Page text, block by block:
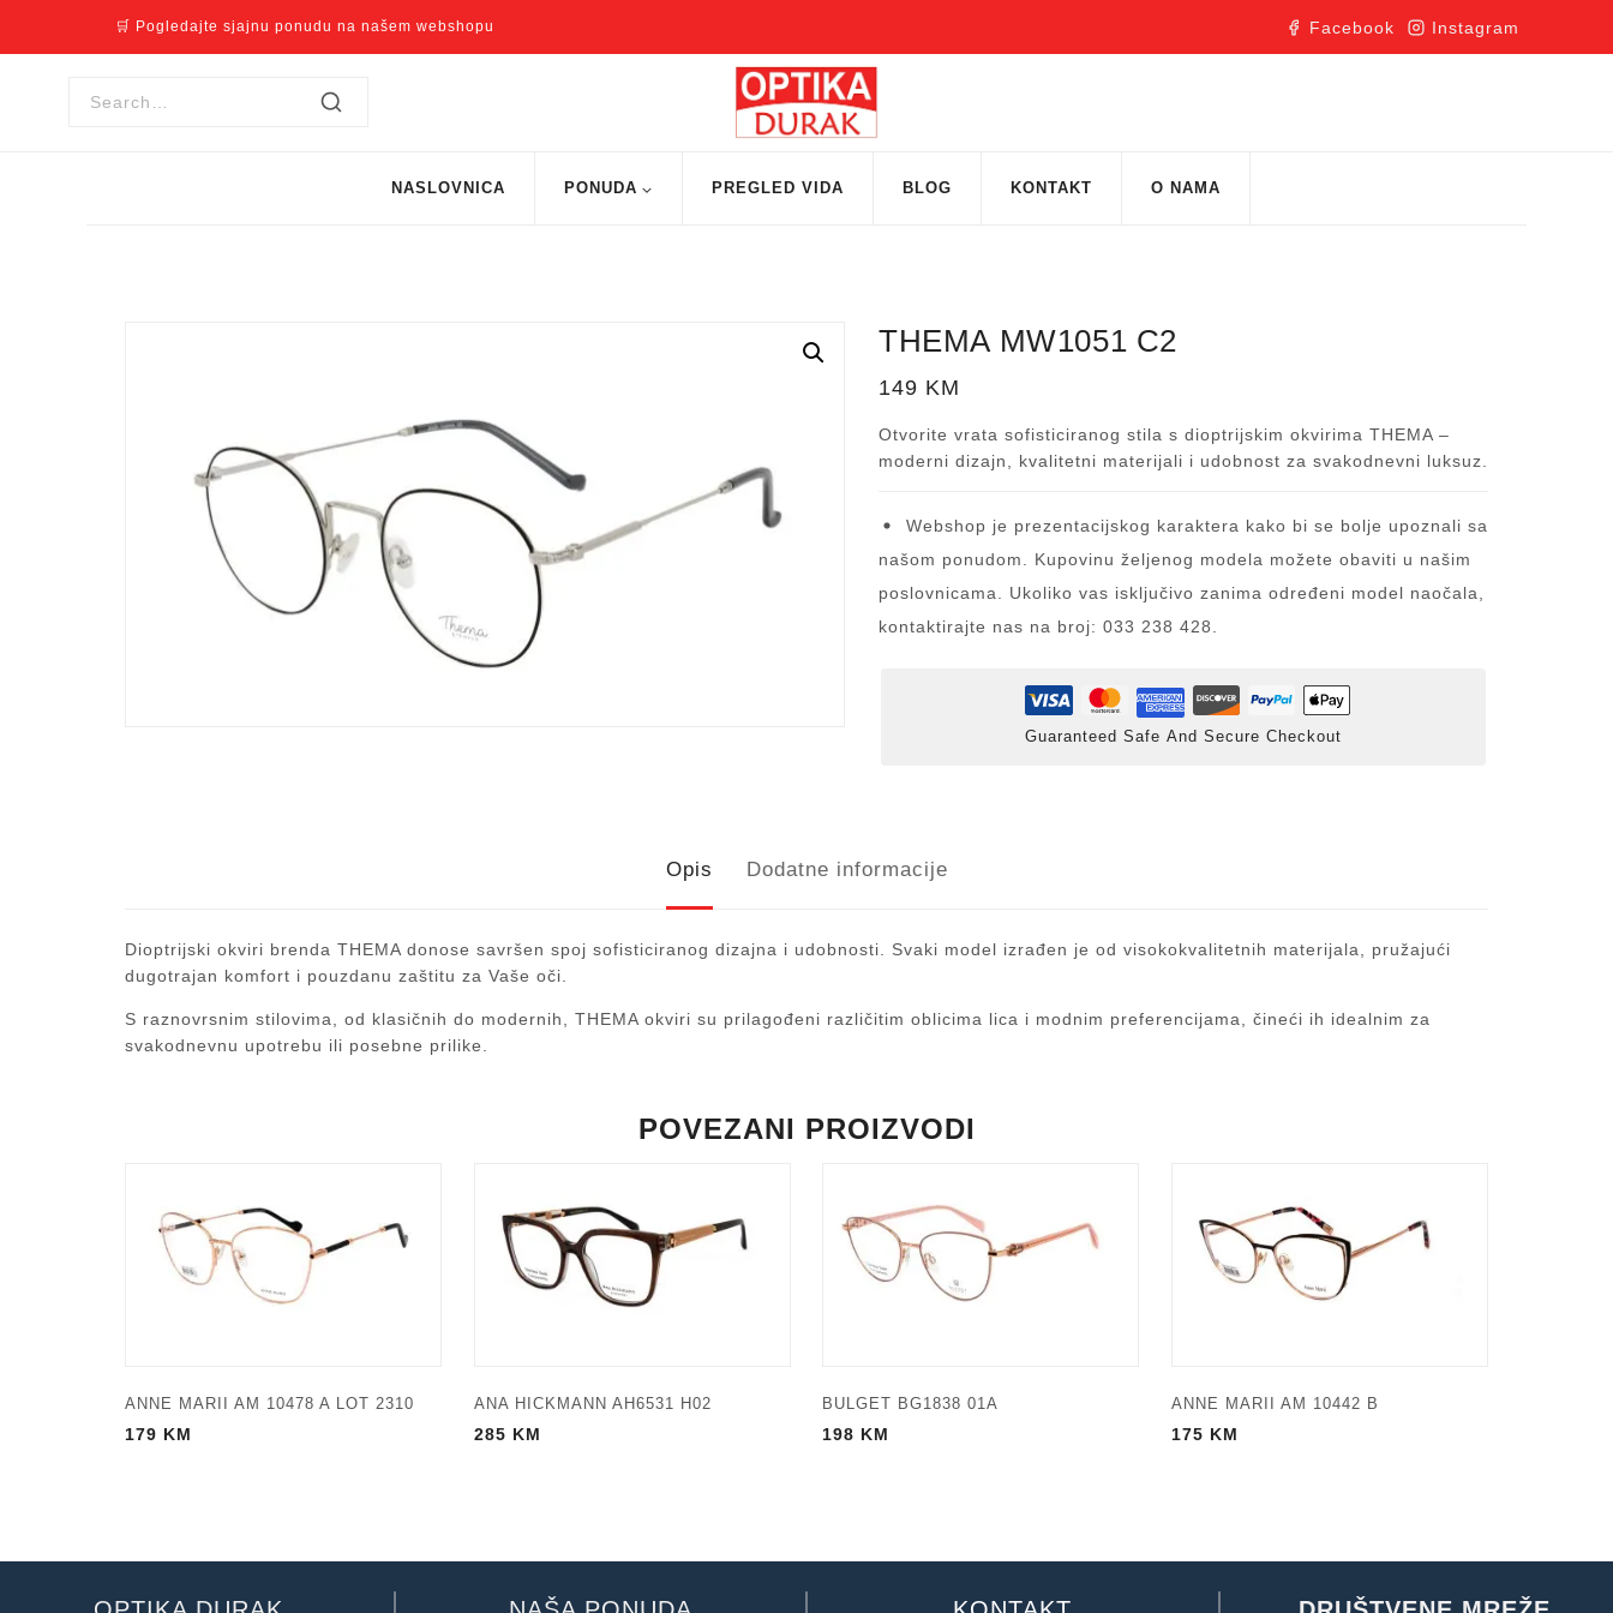
🛒 Pogledajte sjajnu ponudu na našem webshopu Facebook Instagram
NASLOVNICA PONUDA PREGLED VIDA BLOG KONTAKT O NAMA
THEMA MW1051 C2
149 KM
Otvorite vrata sofisticiranog stila s dioptrijskim okvirima THEMA –
moderni dizajn, kvalitetni materijali i udobnost za svakodnevni luksuz.
Webshop je prezentacijskog karaktera kako bi se bolje upoznali sa
našom ponudom. Kupovinu željenog modela možete obaviti u našim
poslovnicama. Ukoliko vas isključivo zanima određeni model naočala,
kontaktirajte nas na broj: 033 238 428.
Guaranteed Safe And Secure Checkout
Opis Dodatne informacije
Dioptrijski okviri brenda THEMA donose savršen spoj sofisticiranog dizajna i udobnosti. Svaki model izrađen je od visokokvalitetnih materijala, pružajući
dugotrajan komfort i pouzdanu zaštitu za Vaše oči.
S raznovrsnim stilovima, od klasičnih do modernih, THEMA okviri su prilagođeni različitim oblicima lica i modnim preferencijama, čineći ih idealnim za
svakodnevnu upotrebu ili posebne prilike.
POVEZANI PROIZVODI
ANNE MARII AM 10478 A LOT 2310
179 KM
ANA HICKMANN AH6531 H02
285 KM
BULGET BG1838 01A
198 KM
ANNE MARII AM 10442 B
175 KM